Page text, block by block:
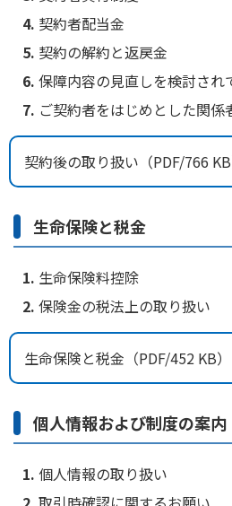
契約者配当金
契約の解約と返戻金
保障内容の見直しを検討され
ご契約者をはじめとした関係
契約後の取り扱い 766 KB
生命保険と税金
生命保険料控除
保険金の税法上の取り扱い
生命保険と税金 452 KB
個人情報および制度の案内
個人情報の取り扱い